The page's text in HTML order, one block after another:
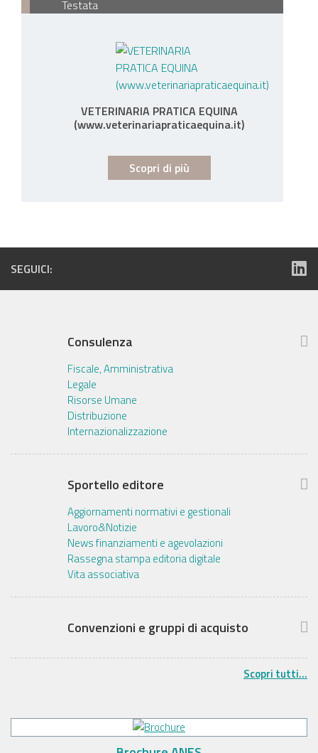
Testata
VETERINARIA PRATICA EQUINA
(www.veterinariapraticaequina.it)
Scopri di più
SEGUICI:
Consulenza
Fiscale, Amministrativa
Legale
Risorse Umane
Distribuzione
Internazionalizzazione
Sportello editore
Aggiornamenti normativi e gestionali
Lavoro&Notizie
News finanziamenti e agevolazioni
Rassegna stampa editoria digitale
Vita associativa
Convenzioni e gruppi di acquisto
Scopri tutti...